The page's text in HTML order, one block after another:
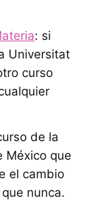
: si
Universitat
curso
de la
México que
el cambio
nunca.